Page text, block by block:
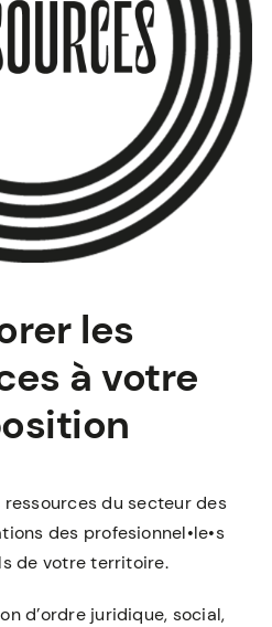
les
à votre
du secteur des
des profesionnel•le•s
de votre territoire.
d’ordre juridique, social,